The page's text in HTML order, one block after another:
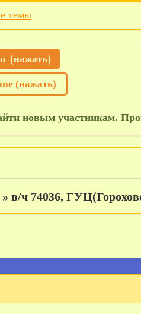
темы
(нажать)
(нажать)
новым участникам.
» в/ч 74036,